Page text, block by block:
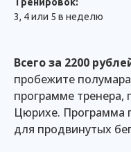
3, 4 или 5 в неделю
Всего за 2200
пробежите
программе
Цюрихе. Программа
для продвинутых